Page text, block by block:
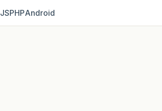
JSPHPAndroid